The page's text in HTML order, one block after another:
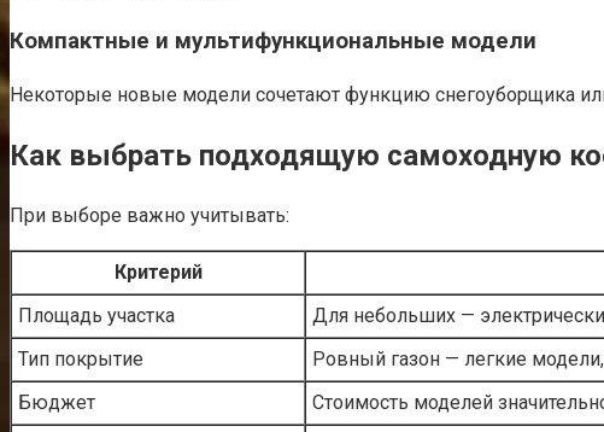
Компактные и мультифункциональные модели
Некоторые новые модели сочетают функцию снегоуборщика
Как выбрать подходящую самоходную
При выборе важно учитывать:
Критерий
Площадь участка
Для небольших —
Тип покрытие
Ровный газон — легкие
Бюджет
Стоимость моделей